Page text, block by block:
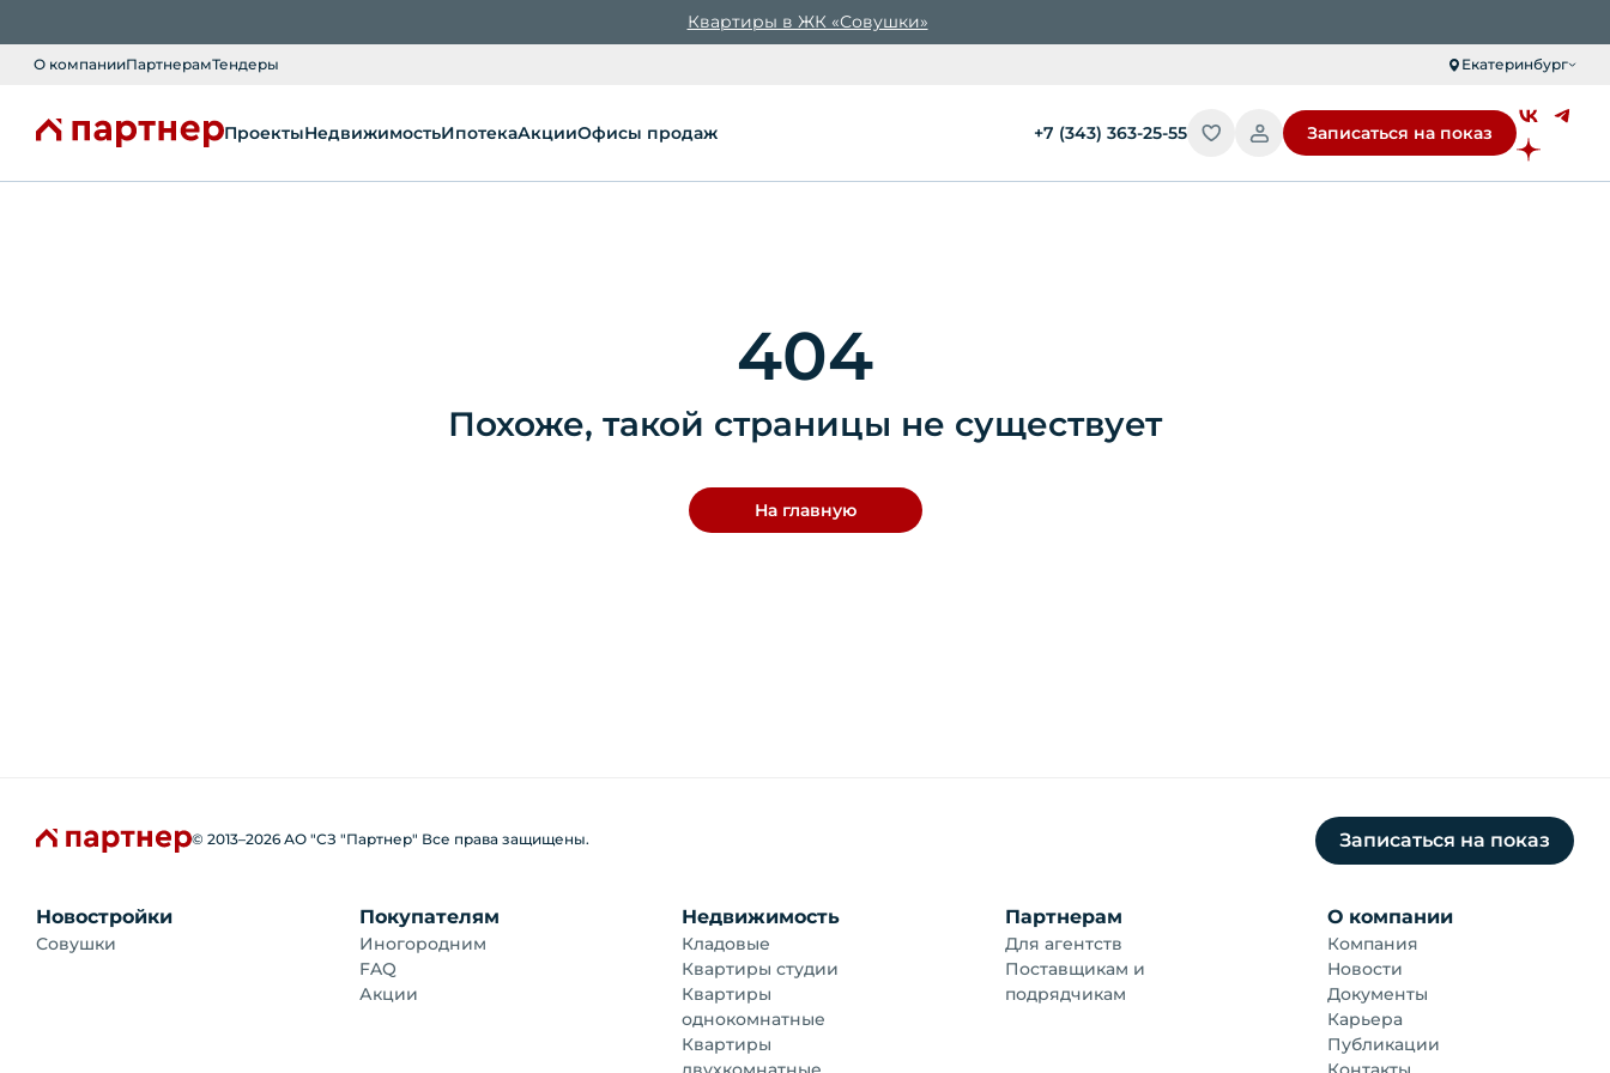
Квартиры в ЖК «Совушки»
О компанииПартнерамТендеры Екатеринбург
ПроектыНедвижимостьИпотекаАкцииОфисы продаж +7 (343) 363-25-55 Записаться на показ
404
Похоже, такой страницы не существует
На главную
© 2013–2026 АО "СЗ "Партнер" Все права защищены. Записаться на показ
Новостройки
Совушки
Покупателям
Иногородним
FAQ
Акции
Недвижимость
Кладовые
Квартиры студии
Квартиры
однокомнатные
Квартиры
Партнерам
Для агентств
Поставщикам и
подрядчикам
О компании
Компания
Новости
Документы
Карьера
Публикации